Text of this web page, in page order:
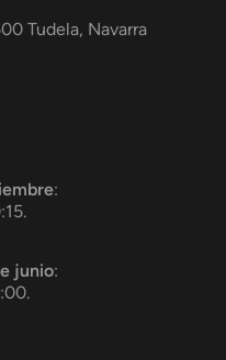
Tudela, Navarra
:
junio: